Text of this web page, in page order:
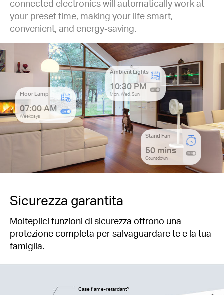
connected electronics will automatically work at
your preset time, making your life smart,
convenient, and energy-saving.
Floor Lamp
07:00 AM
Weekdays
Ambient Lights
10:30 PM
Mon, Wed, Sun
Stand Fan
50 mins
Countdown
Sicurezza garantita
Molteplici funzioni di sicurezza offrono una
protezione completa per salvaguardare te e la tua
famiglia.
Case flame-retardant³